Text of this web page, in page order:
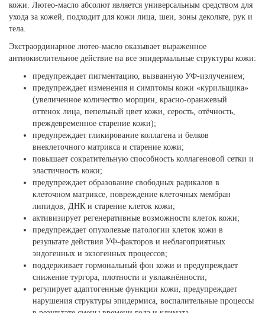
кожи. Лютео-масло абсолют является универсальным средством для
ухода за кожей, подходит для кожи лица, шеи, зоны декольте, рук и
тела.
Экстраординарное лютео-масло оказывает выраженное
антиокислительное действие на все эпидермальные структуры кожи:
предупреждает пигментацию, вызванную УФ-излучением;
предупреждает изменения и симптомы кожи «курильщика»
(увеличенное количество морщин, красно-оранжевый
оттенок лица, пепельный цвет кожи, серость, отёчность,
преждевременное старение кожи);
предупреждает гликирование коллагена и белков
внеклеточного матрикса и старение кожи;
повышает сократительную способность коллагеновой сетки и
эластичность кожи;
предупреждает образование свободных радикалов в
клеточном матриксе, повреждение клеточных мембран
липидов, ДНК и старение клеток кожи;
активизирует регенеративные возможности клеток кожи;
предупреждает опухолевые патологии клеток кожи в
результате действия УФ-факторов и неблагоприятных
эндогенных и экзогенных процессов;
поддерживает гормональный фон кожи и предупреждает
снижение тургора, плотности и увлажнённости;
регулирует адаптогенные функции кожи, предупреждает
нарушения структуры эпидермиса, воспалительные процессы